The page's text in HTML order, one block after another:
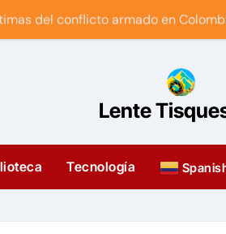
del conflicto armado en
LA BATALLA CULTURAL DEL
del arte en Facatativá
con Android y gratis?
Lente
Tecnología